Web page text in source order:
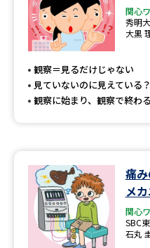
関心
秀明
大黒
観察＝見るだけじゃない
見ていないのに見えている？
観察に始まり、観察で終わる
痛
メ
関心
SBC
石丸